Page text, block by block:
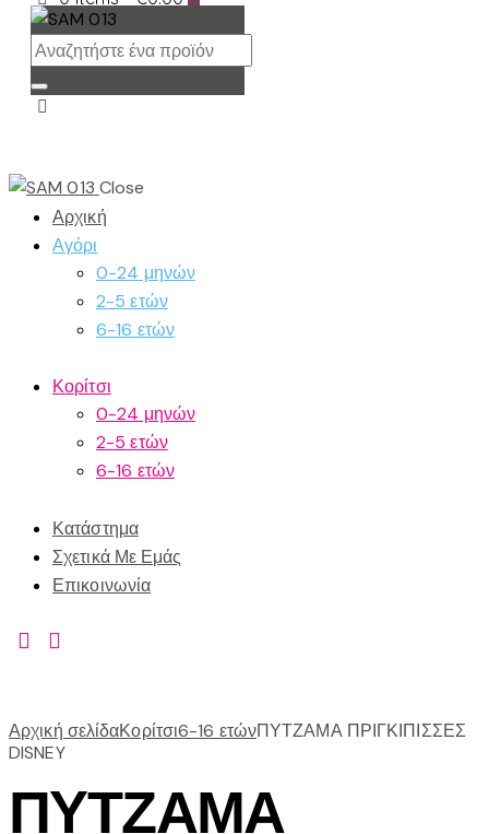
Close
Αρχική
Αγόρι
0-24 μηνών
2-5 ετών
6-16 ετών
Κορίτσι
0-24 μηνών
2-5 ετών
6-16 ετών
Κατάστημα
Σχετικά Με Εμάς
Επικοινωνία
Αρχική σελίδαΚορίτσι6-16 ετώνΠΥΤΖΑΜΑ ΠΡΙΓΚΙΠΙΣΣΕΣ
DISNEY
ΠΥΤΖΑΜΑ